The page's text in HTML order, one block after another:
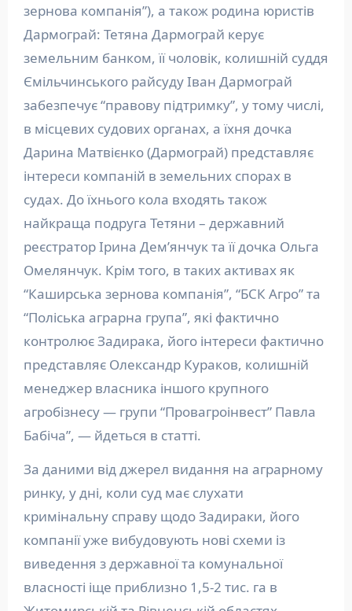
зернова компанія”), а також родина юристів
Дармограй: Тетяна Дармограй керує
земельним банком, її чоловік, колишній суддя
Ємільчинського райсуду Іван Дармограй
забезпечує “правову підтримку”, у тому числі,
в місцевих судових органах, а їхня дочка
Дарина Матвієнко (Дармограй) представляє
інтереси компаній в земельних спорах в
судах. До їхнього кола входять також
найкраща подруга Тетяни – державний
реєстратор Ірина Демʼянчук та її дочка Ольга
Омелянчук. Крім того, в таких активах як
“Каширська зернова компанія”, “БСК Агро” та
“Поліська аграрна група”, які фактично
контролює Задирака, його інтереси фактично
представляє Олександр Кураков, колишній
менеджер власника іншого крупного
агробізнесу — групи “Провагроінвест” Павла
Бабіча”, — йдеться в статті.
За даними від джерел видання на аграрному
ринку, у дні, коли суд має слухати
кримінальну справу щодо Задираки, його
компанії уже вибудовують нові схеми із
виведення з державної та комунальної
власності іще приблизно 1,5-2 тис. га в